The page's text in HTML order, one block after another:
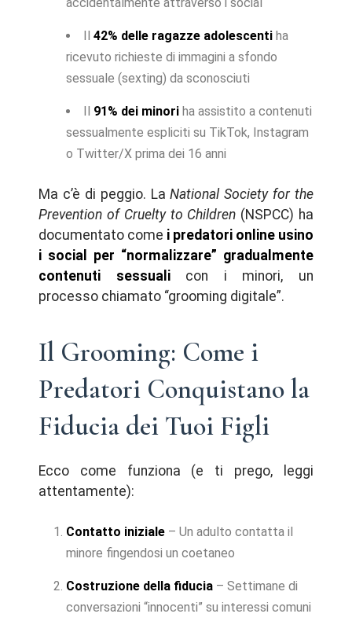
accidentalmente attraverso i social
42% delle ragazze adolescenti ha
ricevuto richieste di immagini a sfondo
sessuale (sexting) da sconosciuti
91% dei minori ha assistito a contenuti
sessualmente espliciti su TikTok, Instagram
o Twitter/X prima dei 16 anni
Ma c’è di peggio. LaNational Society for the
Prevention of Cruelty to Children (NSPCC) ha
documentato come i predatori online usino
i social per “normalizzare” gradualmente
contenuti sessualicon i minori, un
processo chiamato “grooming digitale”.
Il Grooming: Come i
Predatori Conquistano la
Fiducia dei Tuoi Figli
Ecco come funziona (e ti prego, leggi
attentamente):
Contatto iniziale – Un adulto contatta il
minore fingendosi un coetaneo
Costruzione della fiducia – Settimane di
conversazioni “innocenti” su interessi comuni